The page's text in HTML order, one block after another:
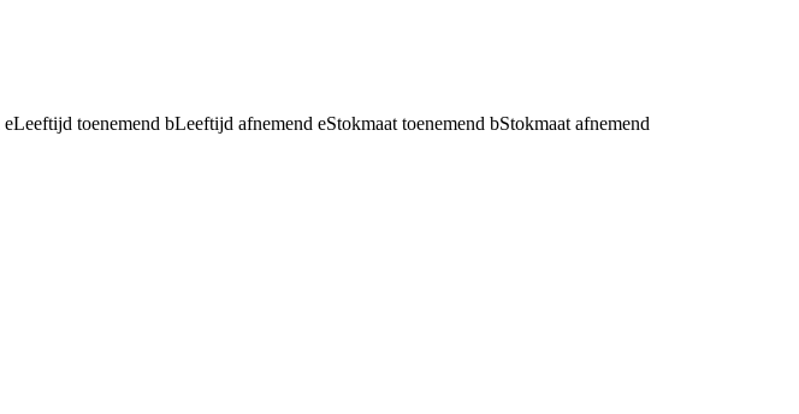
eLeeftijd toenemend bLeeftijd afnemend eStokmaat toenemend bStokmaat afnemend